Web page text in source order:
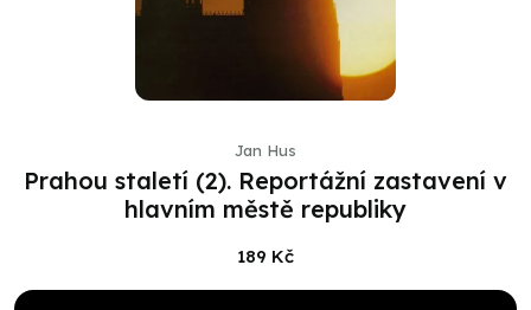
Jan Hus
Prahou staletí (2). Reportážní zastavení v
hlavním městě republiky
189 Kč